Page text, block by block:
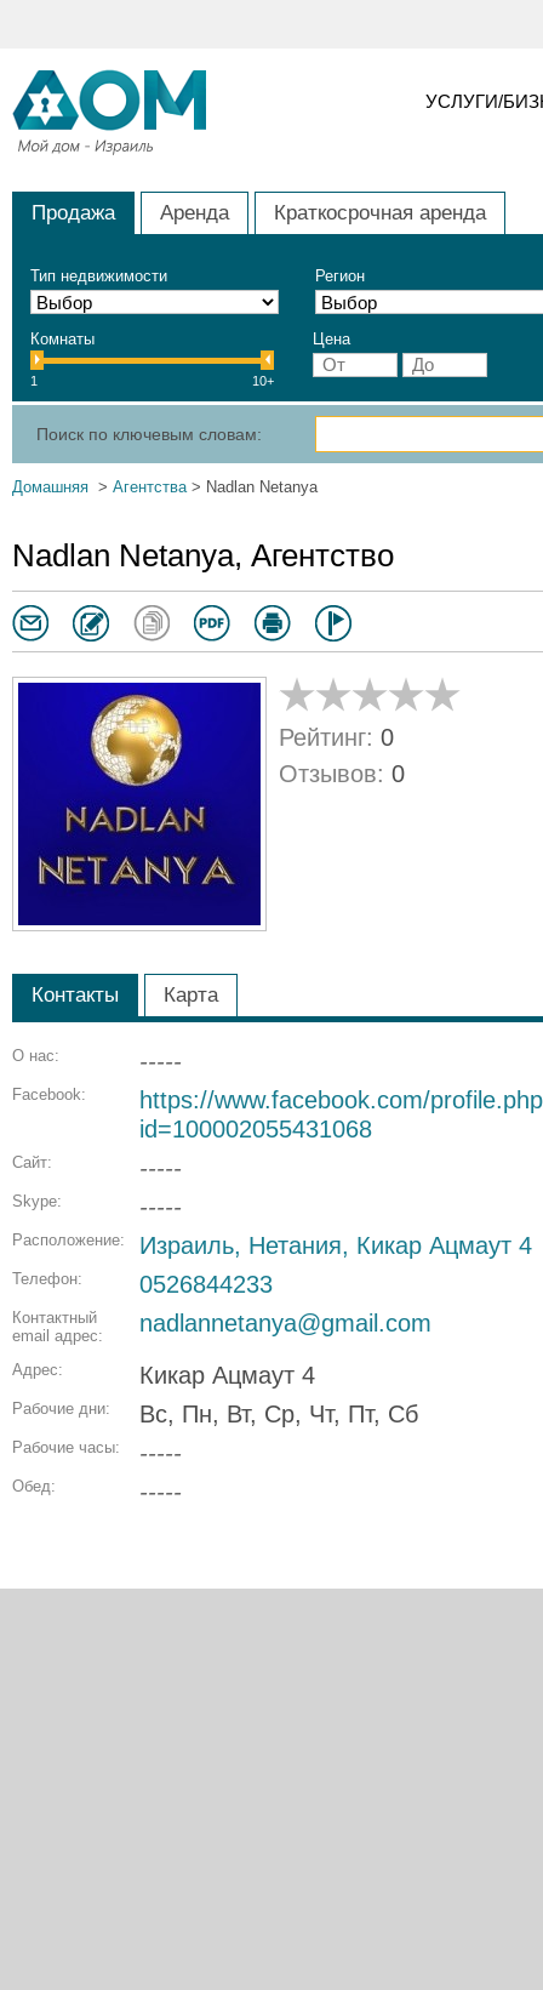
УСЛУГИ/
Продажа Аренда Краткосрочная аренда
Тип недвижимости Регион
Комнаты
1 10+
Цена
Поиск по ключевым словам:
Домашняя > Агентства> Nadlan Netanya
Nadlan Netanya, Агентство
Рейтинг: 0
Отзывов: 0
Контакты Карта
О нас: -----
Facebook:
https://www.facebook.com/
id=100002055431068
Сайт: -----
Skype: -----
Расположение: Израиль, Нетания, Кикар Ацмаут 4
Телефон: 0526844233
Контактный
email адрес:
nadlannetanya@gmail.com
Адрес: Кикар Ацмаут 4
Рабочие дни: Вс, Пн, Вт, Ср, Чт, Пт, Сб
Рабочие часы: -----
Обед: -----